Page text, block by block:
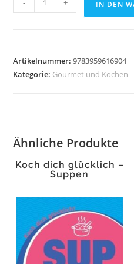
e
- + IN DEN
Artikelnummer:9783959616904
Kategorie: Gourmet und Kochen
Ähnliche Produkte
Koch dich glücklich –
Suppen